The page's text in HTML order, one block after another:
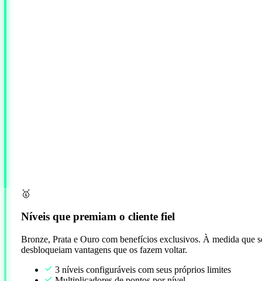
🥇
Níveis que premiam o cliente fiel
Bronze, Prata e Ouro com benefícios exclusivos. À medida que
desbloqueiam vantagens que os fazem voltar.
3 níveis configuráveis com seus próprios limites